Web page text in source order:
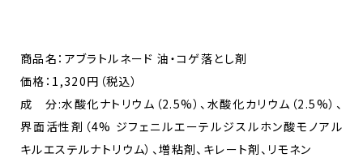
商品名：アブラトルネード 油・コゲ落とし剤
価格：1,320円（税込）
成 分:水酸化ナトリウム（2.5%）、水酸化カリウム（2.5%）、
界面活性剤（4% ジフェニルエーテルジスルホン酸モノアル
キルエステルナトリウム）、増粘剤、キレート剤、リモネン​